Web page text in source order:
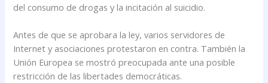
del consumo de drogas y la incitación al suicidio.
Antes de que se aprobara la ley, varios servidores de
Internet y asociaciones protestaron en contra. También la
Unión Europea se mostró preocupada ante una posible
restricción de las libertades democráticas.